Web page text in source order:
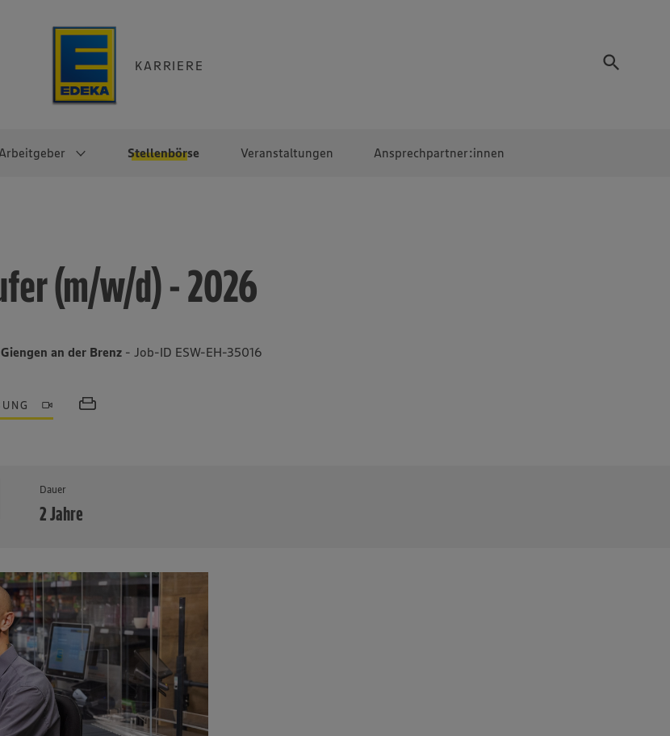
KARRIERE
Stellenbörse Veranstaltungen Ansprechpartner:innen
Direkteinstieg
Noch Fragen?
Selbstständig mit EDEKA
EDEKA-Zentrale
EDEKA Fruchtkontor
EDEKA-
Regionalgesellschaften
(m/w/d) - 2026
an der Brenz - Job-ID ESW-EH-35016
Dauer
2 Jahre